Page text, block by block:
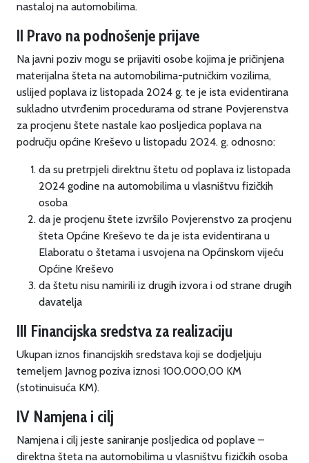
nastaloj na automobilima.
II Pravo na podnošenje prijave
Na javni poziv mogu se prijaviti osobe kojima je pričinjena
materijalna šteta na automobilima-putničkim vozilima,
uslijed poplava iz listopada 2024 g. te je ista evidentirana
sukladno utvrđenim procedurama od strane Povjerenstva
za procjenu štete nastale kao posljedica poplava na
području općine Kreševo u listopadu 2024. g. odnosno:
da su pretrpjeli direktnu štetu od poplava iz listopada
2024 godine na automobilima u vlasništvu fizičkih
osoba
da je procjenu štete izvršilo Povjerenstvo za procjenu
šteta Općine Kreševo te da je ista evidentirana u
Elaboratu o štetama i usvojena na Općinskom vijeću
Općine Kreševo
da štetu nisu namirili iz drugih izvora i od strane drugih
davatelja
III Financijska sredstva za realizaciju
Ukupan iznos financijskih sredstava koji se dodjeljuju
temeljem Javnog poziva iznosi 100.000,00 KM
(stotinuisuća KM).
IV Namjena i cilj
Namjena i cilj jeste saniranje posljedica od poplave –
direktna šteta na automobilima u vlasništvu fizičkih osoba